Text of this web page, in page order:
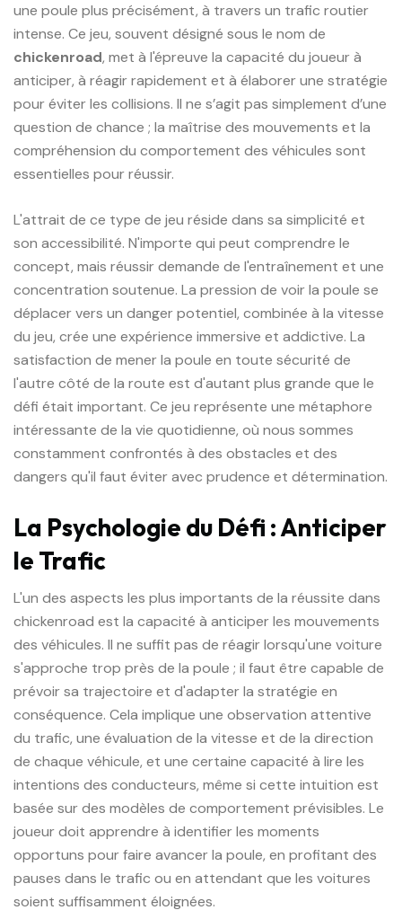
une poule plus précisément, à travers un trafic routier
intense. Ce jeu, souvent désigné sous le nom de
chickenroad, met à l'épreuve la capacité du joueur à
anticiper, à réagir rapidement et à élaborer une stratégie
pour éviter les collisions. Il ne s’agit pas simplement d’une
question de chance ; la maîtrise des mouvements et la
compréhension du comportement des véhicules sont
essentielles pour réussir.
L'attrait de ce type de jeu réside dans sa simplicité et
son accessibilité. N'importe qui peut comprendre le
concept, mais réussir demande de l'entraînement et une
concentration soutenue. La pression de voir la poule se
déplacer vers un danger potentiel, combinée à la vitesse
du jeu, crée une expérience immersive et addictive. La
satisfaction de mener la poule en toute sécurité de
l'autre côté de la route est d'autant plus grande que le
défi était important. Ce jeu représente une métaphore
intéressante de la vie quotidienne, où nous sommes
constamment confrontés à des obstacles et des
dangers qu'il faut éviter avec prudence et détermination.
La Psychologie du Défi : Anticiper
le Trafic
L'un des aspects les plus importants de la réussite dans
chickenroad est la capacité à anticiper les mouvements
des véhicules. Il ne suffit pas de réagir lorsqu'une voiture
s'approche trop près de la poule ; il faut être capable de
prévoir sa trajectoire et d'adapter la stratégie en
conséquence. Cela implique une observation attentive
du trafic, une évaluation de la vitesse et de la direction
de chaque véhicule, et une certaine capacité à lire les
intentions des conducteurs, même si cette intuition est
basée sur des modèles de comportement prévisibles. Le
joueur doit apprendre à identifier les moments
opportuns pour faire avancer la poule, en profitant des
pauses dans le trafic ou en attendant que les voitures
soient suffisamment éloignées.